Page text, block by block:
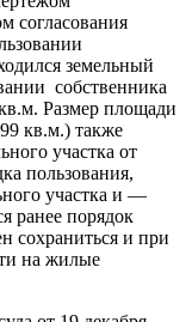
согласования
земельный
собственника
Размер площади
кв.м.) также
участка от
пользования,
участка и —
ранее порядок
сохраниться и при
на жилые